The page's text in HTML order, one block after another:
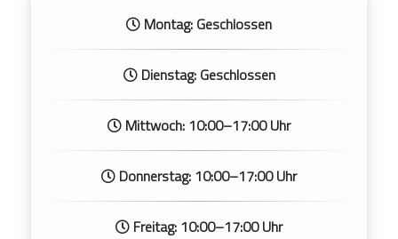
Montag: Geschlossen
Dienstag: Geschlossen
Mittwoch: 10:00–17:00 Uhr
Donnerstag: 10:00–17:00 Uhr
Freitag: 10:00–17:00 Uhr